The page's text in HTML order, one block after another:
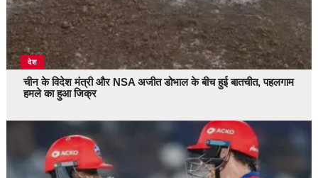
देश
चीन के विदेश मंत्री और NSA अजीत डोभाल के बीच हुई बातचीत, पहलगाम
हमले का हुआ जिक्र